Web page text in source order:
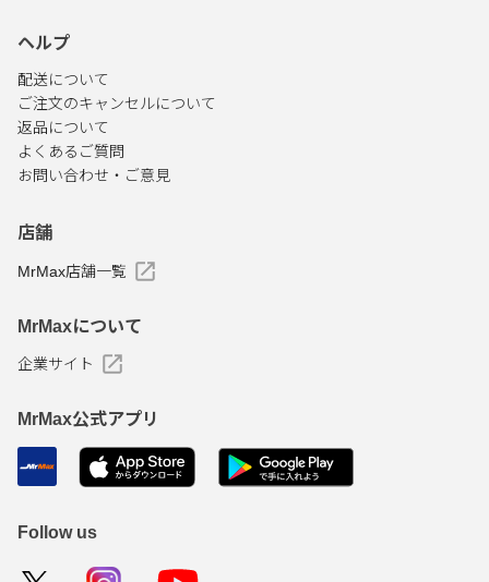
ヘルプ
配送について
ご注文のキャンセルについて
返品について
よくあるご質問
お問い合わせ・ご意見
店舗
MrMax店舗一覧
MrMaxについて
企業サイト
MrMax公式アプリ
Follow us